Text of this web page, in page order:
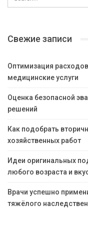
Свежие записи
Оптимизация
медицинские услуги
Оценка безопасной
решений
Как подобрать
хозяйственных работ
Идеи оригинальных
любого возраста и
Врачи успешно
тяжёлого